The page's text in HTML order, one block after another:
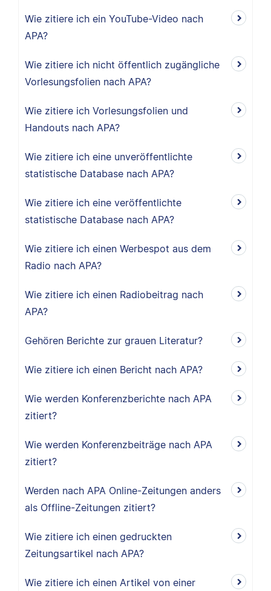
Wie zitiere ich ein YouTube-Video nach
APA?
Wie zitiere ich nicht öffentlich zugängliche
Vorlesungsfolien nach APA?
Wie zitiere ich Vorlesungsfolien und
Handouts nach APA?
Wie zitiere ich eine unveröffentlichte
statistische Database nach APA?
Wie zitiere ich eine veröffentlichte
statistische Database nach APA?
Wie zitiere ich einen Werbespot aus dem
Radio nach APA?
Wie zitiere ich einen Radiobeitrag nach
APA?
Gehören Berichte zur grauen Literatur?
Wie zitiere ich einen Bericht nach APA?
Wie werden Konferenzberichte nach APA
zitiert?
Wie werden Konferenzbeiträge nach APA
zitiert?
Werden nach APA Online-Zeitungen anders
als Offline-Zeitungen zitiert?
Wie zitiere ich einen gedruckten
Zeitungsartikel nach APA?
Wie zitiere ich einen Artikel von einer